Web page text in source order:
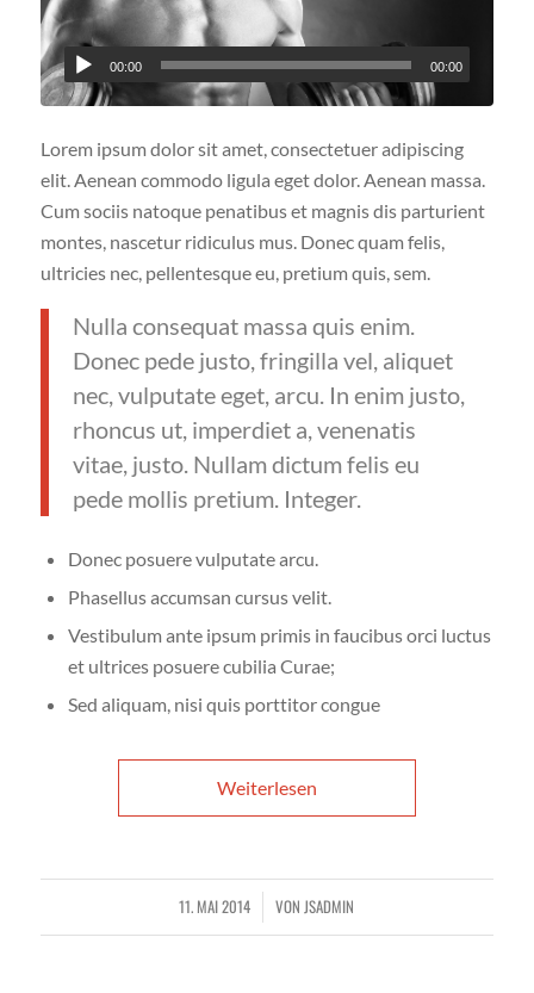
00:00 00:00
Lorem ipsum dolor sit amet, consectetuer adipiscing
elit. Aenean commodo ligula eget dolor. Aenean massa.
Cum sociis natoque penatibus et magnis dis parturient
montes, nascetur ridiculus mus. Donec quam felis,
ultricies nec, pellentesque eu, pretium quis, sem.
Nulla consequat massa quis enim.
Donec pede justo, fringilla vel, aliquet
nec, vulputate eget, arcu. In enim justo,
rhoncus ut, imperdiet a, venenatis
vitae, justo. Nullam dictum felis eu
pede mollis pretium. Integer.
Donec posuere vulputate arcu.
Phasellus accumsan cursus velit.
Vestibulum ante ipsum primis in faucibus orci luctus
et ultrices posuere cubilia Curae;
Sed aliquam, nisi quis porttitor congue
Weiterlesen
11. MAI 2014
/ VONJSADMIN